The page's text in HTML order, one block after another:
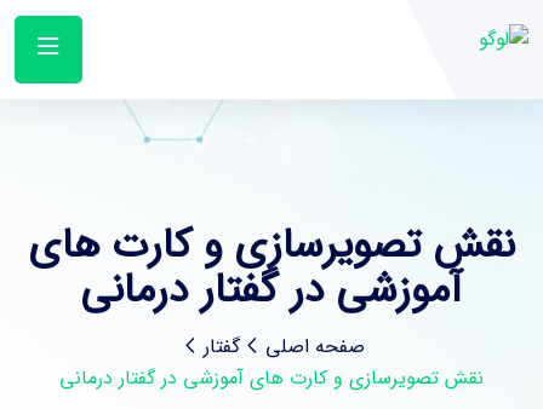
نقش تصویرسازی و کارت ‌های
آموزشی در گفتار درمانی
صفحه اصلی
گفتار
نقش تصویرسازی و کارت ‌های آموزشی در گفتار درمانی